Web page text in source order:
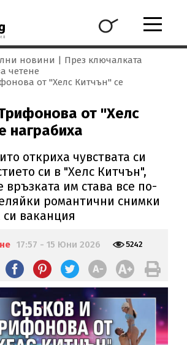
новини
През ключалката
четене
от "Хелс Китчън" се
от "Хелс
награбиха
откриха чувствата си
си в "Хелс Китчън",
връзката им става все по-
романтични снимки
си ваканция
17:57 - 15 Юни 2026 5242